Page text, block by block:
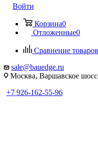
Войти
Корзина0
Отложенные0
Сравнение товаров
sale@bauedge.ru
Москва, Варшавское
+7 926-162-55-96